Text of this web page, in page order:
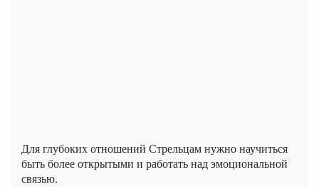
Для глубоких отношений Стрельцам нужно научиться
быть более открытыми и работать над эмоциональной
связью.